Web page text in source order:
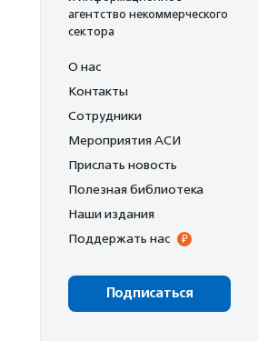
агентство некоммерческого
сектора
О нас
Контакты
Сотрудники
Мероприятия АСИ
Прислать новость
Полезная библиотека
Наши издания
Поддержать нас
Подписаться